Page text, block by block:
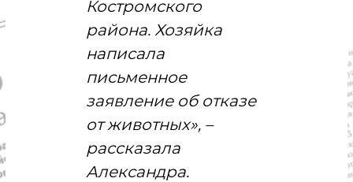
Костромского
района. Хозяйка
написала
письменное
заявление об отказе
от животных», –
рассказала
Александра.